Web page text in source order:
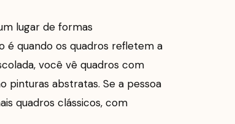
lugar de formas
é quando os quadros refletem a
você vê quadros com
pinturas abstratas. Se a pessoa
quadros clássicos, com